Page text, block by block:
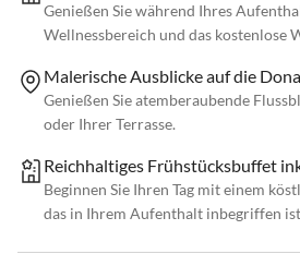
Genießen Sie während Ihres
Wellnessbereich und das kostenlose
Malerische Ausblicke auf die
Genießen Sie atemberaubende
oder Ihrer Terrasse.
Reichhaltiges Frühstücksbuffet
Beginnen Sie Ihren Tag mit einem
das in Ihrem Aufenthalt inbegriffen